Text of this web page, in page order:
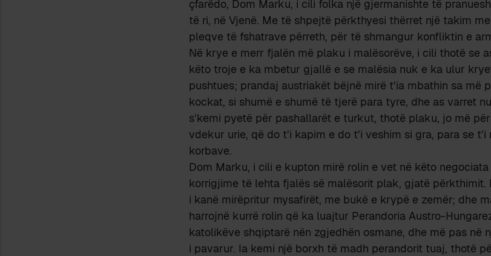
çfarëdo, Dom Marku, i cili folka një gjermanishte të
të ri, në Vjenë. Me të shpejtë përkthyesi thërret një takim
pleqve të fshatrave përreth, për të shmangur konfliktin e
Në krye e merr fjalën më plaku i malësorëve, i cili thotë se
këto troje e ka mbetur gjallë e se malësia nuk e ka ulur
pushtues; prandaj austriakët bëjnë mirë t’ia mbathin sa më
kockat, si shumë e shumë të tjerë para tyre, dhe as varret
s’kemi pyetë për pashallarët e turkut, thotë plaku, jo më
vdekur urie, që do t’i kapim e do t’i veshim si gra, para se
korbave.
Dom Marku, i cili e kupton mirë rolin e vet në këto
korrigjime të lehta fjalës së malësorit plak, gjatë përkthimit.
i kanë mirëpritur mysafirët, me bukë e krypë e zemër; dhe
harrojnë kurrë rolin që ka luajtur Perandoria Austro-
katolikëve shqiptarë nën zgjedhën osmane, dhe më pas në
i pavarur. Ia kemi një borxh të madh perandorit tuaj, thotë